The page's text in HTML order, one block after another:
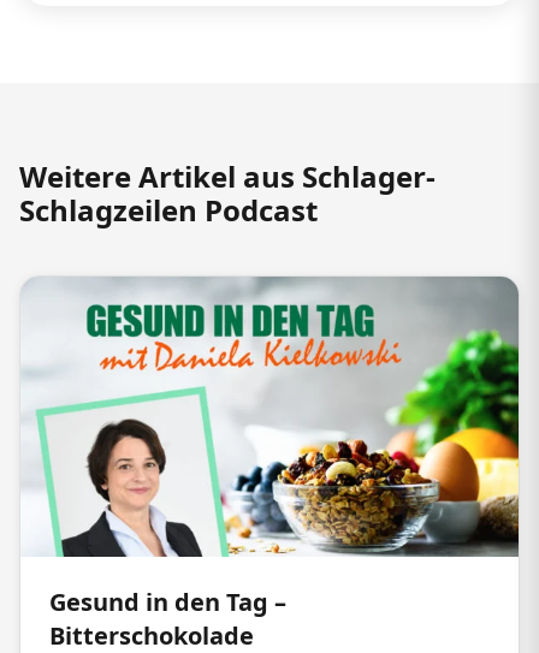
Weitere Artikel aus Schlager-
Schlagzeilen Podcast
Gesund in den Tag –
Bitterschokolade